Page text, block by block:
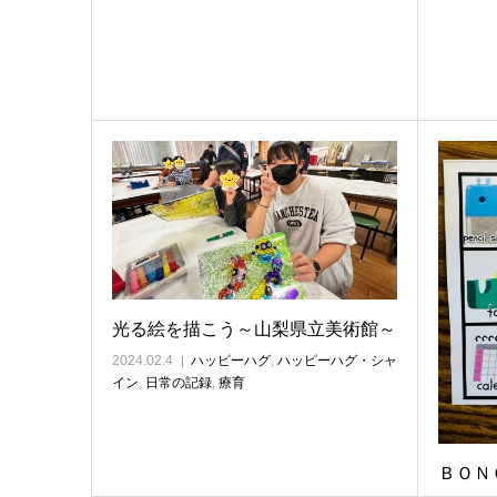
光る絵を描こう～山梨県立美術館～
2024.02.4 ハッピーハグ, ハッピーハグ・シャ
イン, 日常の記録, 療育
ＢＯ